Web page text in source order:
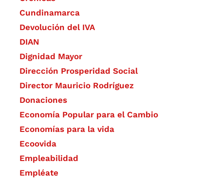
Cundinamarca
Devolución del IVA
DIAN
Dignidad Mayor
Dirección Prosperidad Social
Director Mauricio Rodríguez
Donaciones
Economía Popular para el Cambio
Economías para la vida
Ecoovida
Empleabilidad
Empléate